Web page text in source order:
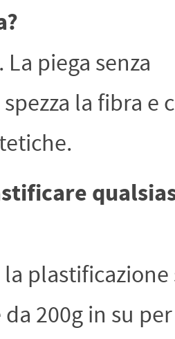
piega senza
la fibra e
plastificazione
200g in su per